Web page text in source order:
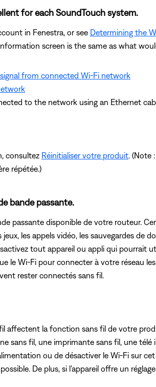
for each SoundTouch system.
in Fenestra, or see Determining the
screen is the same as what
from connected Wi-Fi network
to the network using an Ethernet
consultez Réinitialiser votre produit .
répétée.)
bande passante.
passante disponible de votre routeur.
les appels vidéo, les sauvegardes de
tout appareil ou appli qui pourrait
le Wi-Fi pour connecter à votre réseau
rester connectés sans fil.
affectent la fonction sans fil de votre
sans fil, une imprimante sans fil, une télé
ou de désactiver le Wi-Fi sur
De plus, si l'appareil offre un